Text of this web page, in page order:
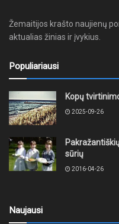
Žemaitijos krašto naujienų
aktualias žinias ir įvykius.
Populiariausi
Kopų
2025-09-26
sūrių
2016-04-26
Naujausi